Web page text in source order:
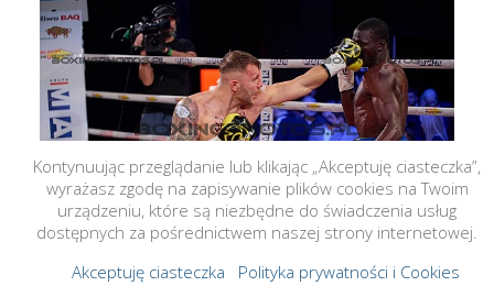
Kontynuując przeglądanie lub klikając „Akceptuję ciasteczka”,
wyrażasz zgodę na zapisywanie plików cookies na Twoim
urządzeniu, które są niezbędne do świadczenia usług
dostępnych za pośrednictwem naszej strony internetowej.
Akceptuję ciasteczka
Polityka prywatności i Cookies